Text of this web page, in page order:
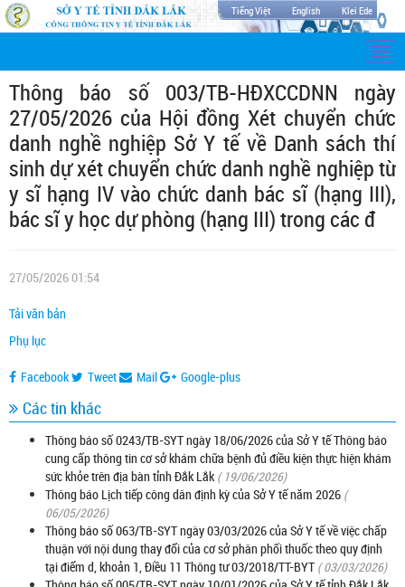
Tiếng Việt English Klei Ede
Thông báo số 003/TB-HĐXCCDNN ngày
27/05/2026 của Hội đồng Xét chuyển chức
danh nghề nghiệp Sở Y tế về Danh sách thí
sinh dự xét chuyển chức danh nghề nghiệp từ
y sĩ hạng IV vào chức danh bác sĩ (hạng III),
bác sĩ y học dự phòng (hạng III) trong các đ
27/05/2026 01:54
Tải văn bản
Phụ lục
Facebook Tweet Mail Google-plus
Các tin khác
Thông báo số 0243/TB-SYT ngày 18/06/2026 của Sở Y tế Thông báo
cung cấp thông tin cơ sở khám chữa bệnh đủ điều kiện thực hiện khám
sức khỏe trên địa bàn tỉnh Đắk Lắk ( 19/06/2026)
Thông báo Lịch tiếp công dân định kỳ của Sở Y tế năm 2026 (
06/05/2026)
Thông báo số 063/TB-SYT ngày 03/03/2026 của Sở Y tế về việc chấp
thuận với nội dung thay đổi của cơ sở phân phối thuốc theo quy định
tại điểm d, khoản 1, Điều 11 Thông tư 03/2018/TT-BYT ( 03/03/2026)